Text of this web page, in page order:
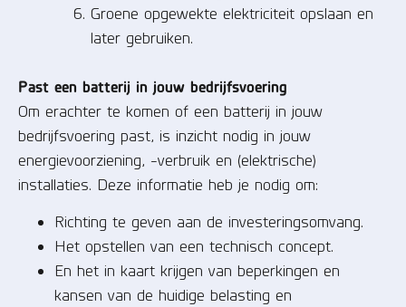
Groene opgewekte elektriciteit opslaan en
later gebruiken.
Past een batterij in jouw bedrijfsvoering
Om erachter te komen of een batterij in jouw
bedrijfsvoering past, is inzicht nodig in jouw
energievoorziening, -verbruik en (elektrische)
installaties. Deze informatie heb je nodig om:
Richting te geven aan de investeringsomvang.
Het opstellen van een technisch concept.
En het in kaart krijgen van beperkingen en
kansen van de huidige belasting en